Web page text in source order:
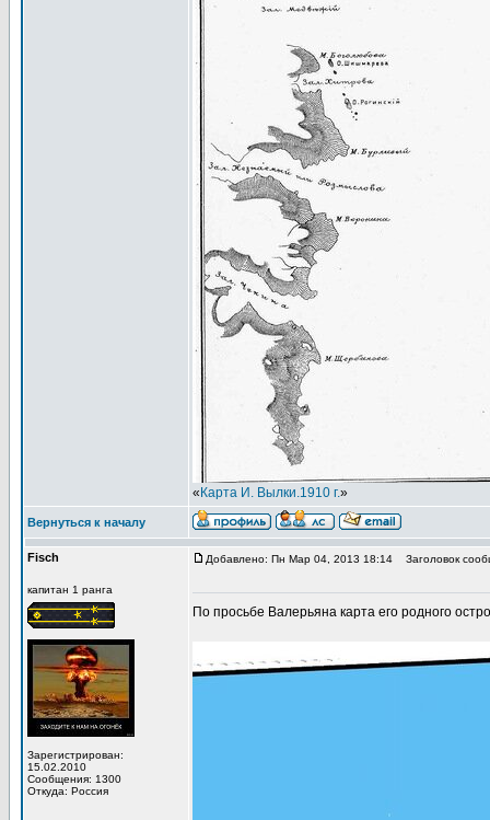
« Карта И. Вылки.1910 г.»
Вернуться к началу
Fisch
капитан 1 ранга
Зарегистрирован:
15.02.2010
Сообщения: 1300
Откуда: Россия
Добавлено: Пн Мар 04, 2013 18:14 Заголовок
По просьбе Валерьяна карта его родного